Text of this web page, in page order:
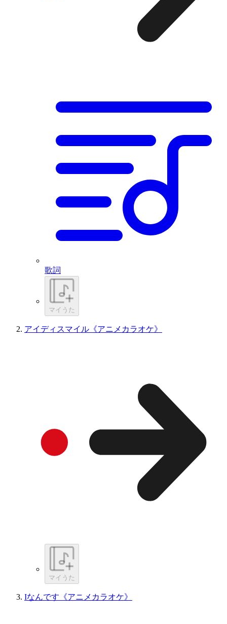
歌詞
マイうた
アイディスマイル《アニメカラオケ》
マイうた
Iなんです《アニメカラオケ》